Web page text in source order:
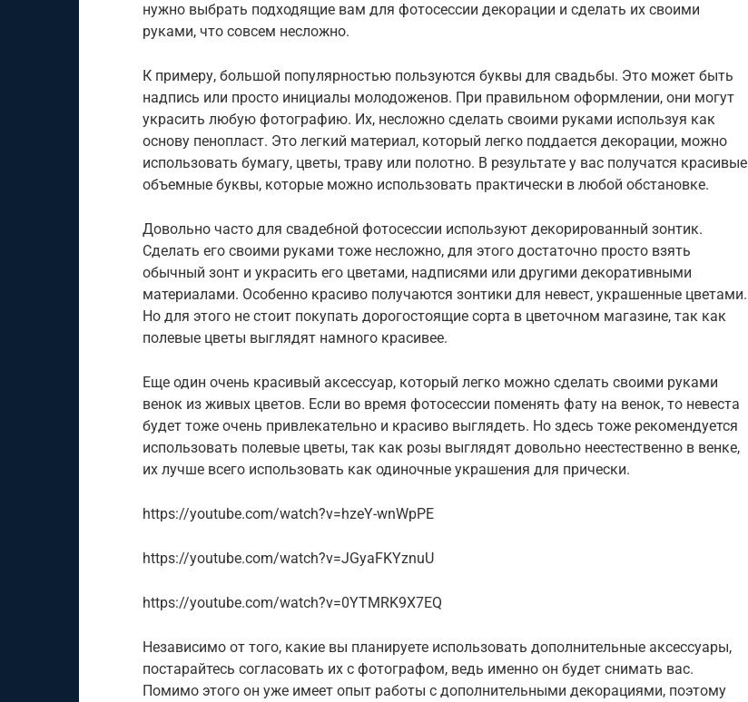
нужно выбрать подходящие вам для фотосессии декорации и сделать их своими
руками, что совсем несложно.
К примеру, большой популярностью пользуются буквы для свадьбы. Это может быть
надпись или просто инициалы молодоженов. При правильном оформлении, они могут
украсить любую фотографию. Их, несложно сделать своими руками используя как
основу пенопласт. Это легкий материал, который легко поддается декорации, можно
использовать бумагу, цветы, траву или полотно. В результате у вас получатся красивые
объемные буквы, которые можно использовать практически в любой обстановке.
Довольно часто для свадебной фотосессии используют декорированный зонтик.
Сделать его своими руками тоже несложно, для этого достаточно просто взять
обычный зонт и украсить его цветами, надписями или другими декоративными
материалами. Особенно красиво получаются зонтики для невест, украшенные цветами.
Но для этого не стоит покупать дорогостоящие сорта в цветочном магазине, так как
полевые цветы выглядят намного красивее.
Еще один очень красивый аксессуар, который легко можно сделать своими руками
венок из живых цветов. Если во время фотосессии поменять фату на венок, то невеста
будет тоже очень привлекательно и красиво выглядеть. Но здесь тоже рекомендуется
использовать полевые цветы, так как розы выглядят довольно неестественно в венке,
их лучше всего использовать как одиночные украшения для прически.
https://youtube.com/watch?v=hzeY-wnWpPE
https://youtube.com/watch?v=JGyaFKYznuU
https://youtube.com/watch?v=0YTMRK9X7EQ
Независимо от того, какие вы планируете использовать дополнительные аксессуары,
постарайтесь согласовать их с фотографом, ведь именно он будет снимать вас.
Помимо этого он уже имеет опыт работы с дополнительными декорациями, поэтому